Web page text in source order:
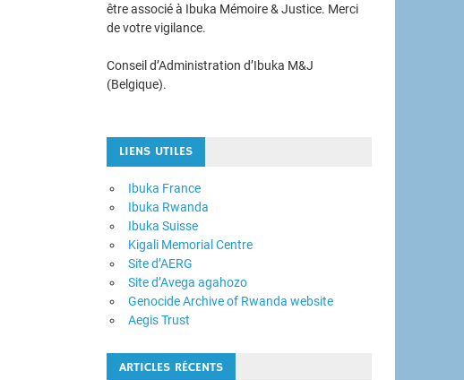
être associé à Ibuka Mémoire & Justice. Merci
de votre vigilance.
Conseil d’Administration d’Ibuka M&J
(Belgique).
LIENS UTILES
Ibuka France
Ibuka Rwanda
Ibuka Suisse
Kigali Memorial Centre
Site d’AERG
Site d’Avega agahozo
Genocide Archive of Rwanda website
Aegis Trust
ARTICLES RÉCENTS